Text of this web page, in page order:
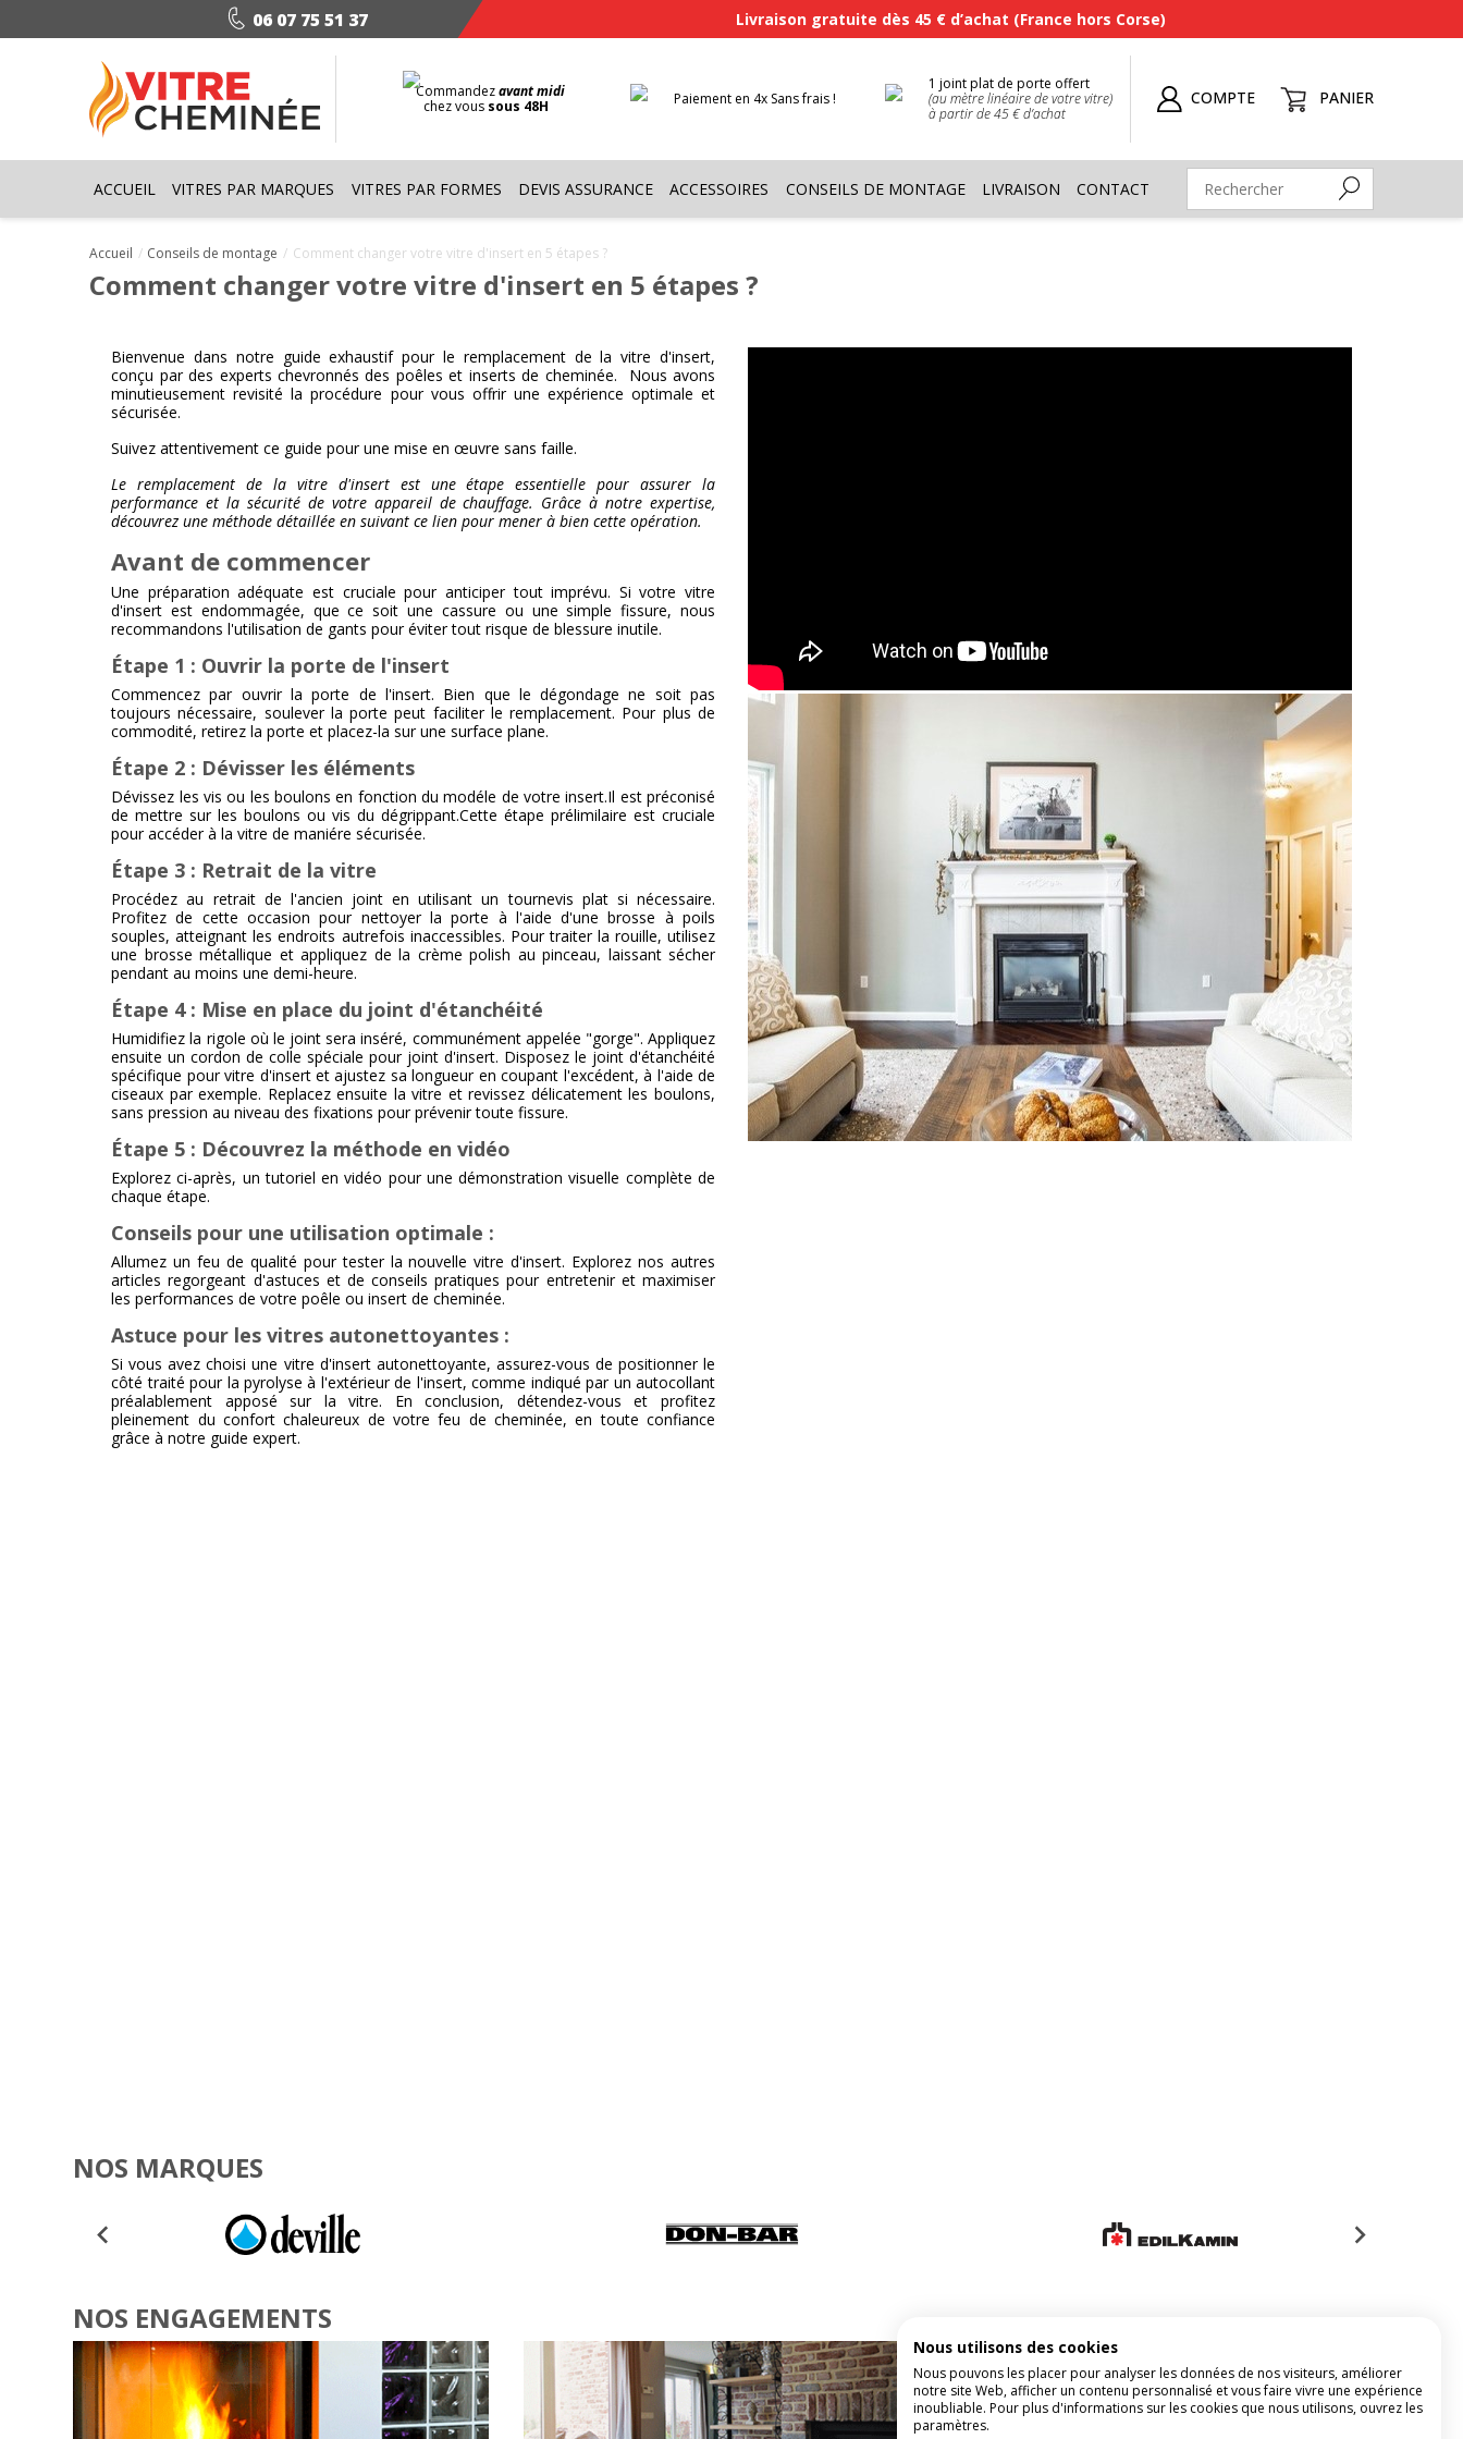
06 07 75 51 37 Livraison gratuite dès 45 € d’achat (France hors Corse)
Commandezavant midi
chez vous sous 48H Paiement en 4x Sans frais !
1 joint plat de porte offert
(au mètre linéaire de votre vitre)
à partir de 45 € d’achat
COMPTE PANIER
ACCUEIL VITRES PAR MARQUES VITRES PAR FORMES DEVIS ASSURANCE ACCESSOIRES CONSEILS DE MONTAGE LIVRAISON CONTACT
Accueil Conseils de montage Comment changer votre vitre d'insert en 5 étapes ?
Comment changer votre vitre d'insert en 5 étapes ?
Bienvenue dans notre guide exhaustif pour le remplacement de la vitre d'insert,
conçu par des experts chevronnés des poêles et inserts de cheminée. Nous avons
minutieusement revisité la procédure pour vous offrir une expérience optimale et
sécurisée.
Suivez attentivement ce guide pour une mise en œuvre sans faille.
Le remplacement de la vitre d'insert est une étape essentielle pour assurer la
performance et la sécurité de votre appareil de chauffage. Grâce à notre expertise,
découvrez une méthode détaillée en suivant ce lien pour mener à bien cette opération.
Avant de commencer
Une préparation adéquate est cruciale pour anticiper tout imprévu. Si votre vitre
d'insert est endommagée, que ce soit une cassure ou une simple fissure, nous
recommandons l'utilisation de gants pour éviter tout risque de blessure inutile.
Étape 1 : Ouvrir la porte de l'insert
Commencez par ouvrir la porte de l'insert. Bien que le dégondage ne soit pas
toujours nécessaire, soulever la porte peut faciliter le remplacement. Pour plus de
commodité, retirez la porte et placez-la sur une surface plane.
Étape 2 : Dévisser les éléments
Dévissez les vis ou les boulons en fonction du modéle de votre insert.Il est préconisé
de mettre sur les boulons ou vis du dégrippant.Cette étape prélimilaire est cruciale
pour accéder à la vitre de maniére sécurisée.
Étape 3 : Retrait de la vitre
Procédez au retrait de l'ancien joint en utilisant un tournevis plat si nécessaire.
Profitez de cette occasion pour nettoyer la porte à l'aide d'une brosse à poils
souples, atteignant les endroits autrefois inaccessibles. Pour traiter la rouille, utilisez
une brosse métallique et appliquez de la crème polish au pinceau, laissant sécher
pendant au moins une demi-heure.
Étape 4 : Mise en place du joint d'étanchéité
Humidifiez la rigole où le joint sera inséré, communément appelée "gorge". Appliquez
ensuite un cordon de colle spéciale pour joint d'insert. Disposez le joint d'étanchéité
spécifique pour vitre d'insert et ajustez sa longueur en coupant l'excédent, à l'aide de
ciseaux par exemple. Replacez ensuite la vitre et revissez délicatement les boulons,
sans pression au niveau des fixations pour prévenir toute fissure.
Étape 5 : Découvrez la méthode en vidéo
Explorez ci-après, un tutoriel en vidéo pour une démonstration visuelle complète de
chaque étape.
Conseils pour une utilisation optimale :
Allumez un feu de qualité pour tester la nouvelle vitre d'insert. Explorez nos autres
articles regorgeant d'astuces et de conseils pratiques pour entretenir et maximiser
les performances de votre poêle ou insert de cheminée.
Astuce pour les vitres autonettoyantes :
Si vous avez choisi une vitre d'insert autonettoyante, assurez-vous de positionner le
côté traité pour la pyrolyse à l'extérieur de l'insert, comme indiqué par un autocollant
préalablement apposé sur la vitre. En conclusion, détendez-vous et profitez
pleinement du confort chaleureux de votre feu de cheminée, en toute confiance
grâce à notre guide expert.
NOS MARQUES
NOS ENGAGEMENTS
Nous utilisons des cookies
Nous pouvons les placer pour analyser les données de nos visiteurs, améliorer
notre site Web, afficher un contenu personnalisé et vous faire vivre une expérience
inoubliable. Pour plus d'informations sur les cookies que nous utilisons, ouvrez les
paramètres.